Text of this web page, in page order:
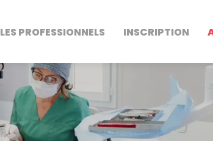
LES PROFESSIONNELS INSCRIPTION